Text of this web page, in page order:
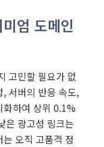
엄 도메인
고민할 필요가 없
서버의 반응 속도,
화하여 상위 0.1%
은 광고성 링크는
오직 고품격 정